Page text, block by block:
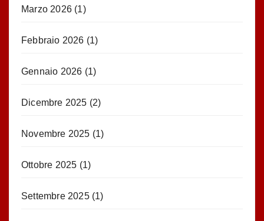
Marzo 2026 (1)
Febbraio 2026 (1)
Gennaio 2026 (1)
Dicembre 2025 (2)
Novembre 2025 (1)
Ottobre 2025 (1)
Settembre 2025(1)